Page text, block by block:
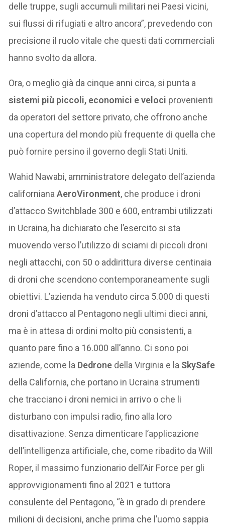
delle truppe, sugli accumuli militari nei Paesi vicini,
sui flussi di rifugiati e altro ancora”, prevedendo con
precisione il ruolo vitale che questi dati commerciali
hanno svolto da allora.
Ora, o meglio già da cinque anni circa, si punta a
sistemi più piccoli, economici e veloci provenienti
da operatori del settore privato, che offrono anche
una copertura del mondo più frequente di quella che
può fornire persino il governo degli Stati Uniti.
Wahid Nawabi, amministratore delegato dell’azienda
californianaAeroVironment, che produce i droni
d’attacco Switchblade 300 e 600, entrambi utilizzati
in Ucraina, ha dichiarato che l’esercito si sta
muovendo verso l’utilizzo di sciami di piccoli droni
negli attacchi, con 50 o addirittura diverse centinaia
di droni che scendono contemporaneamente sugli
obiettivi. L’azienda ha venduto circa 5.000 di questi
droni d’attacco al Pentagono negli ultimi dieci anni,
ma è in attesa di ordini molto più consistenti, a
quanto pare fino a 16.000 all’anno. Ci sono poi
aziende, come la Dedrone della Virginia e la SkySafe
della California, che portano in Ucraina strumenti
che tracciano i droni nemici in arrivo o che li
disturbano con impulsi radio, fino alla loro
disattivazione. Senza dimenticare l’applicazione
dell’intelligenza artificiale, che, come ribadito da Will
Roper, il massimo funzionario dell’Air Force per gli
approvvigionamenti fino al 2021 e tuttora
consulente del Pentagono, “è in grado di prendere
milioni di decisioni, anche prima che l’uomo sappia